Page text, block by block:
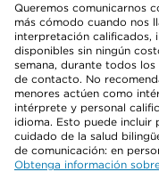
Queremos comunicarnos
más cómodo cuando nos
interpretación calificados,
disponibles sin ningún
semana, durante todos
de contacto. No
menores actúen como
intérprete y personal
idioma. Esto puede incluir
cuidado de la salud
de comunicación: en
Obtenga información